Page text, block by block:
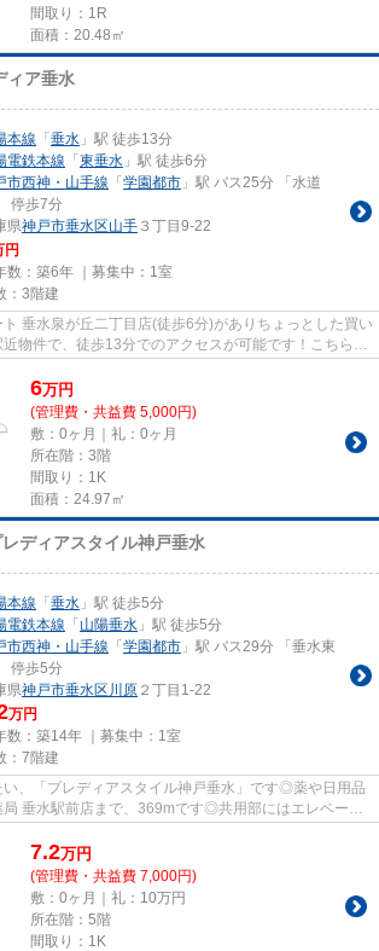
間取り：1R
面積：20.48㎡
ィア垂水
本線 「 垂水 」駅 徒歩13分
電鉄本線 「 東垂水 」駅 徒歩6分
市西神・山手線 「 学園都市 」駅 バス25分 「水道
停歩7分
県神戸市垂水区山手 ３丁目9-22
円
数：築6年 ｜募集中： 1室
：3階建
垂水泉が丘二丁目店(徒歩6分)がありちょっとした買い
物件で、徒歩13分でのアクセスが可能です！こちらは
6万円
(管理費・共益費 5,000円)
敷：0ヶ月｜礼：0ヶ月
所在階：3階
間取り：1K
面積：24.97㎡
レディアスタイル神戸垂水
本線 「 垂水 」駅 徒歩5分
電鉄本線 「 山陽垂水 」駅 徒歩5分
市西神・山手線 「 学園都市 」駅 バス29分 「垂水東
停歩5分
県神戸市垂水区 川原 ２丁目1-22
万円
数：築14年 ｜募集中： 1室
：7階建
、「プレディアスタイル神戸垂水」です◎薬や日用品
局 垂水駅前店まで、369mです◎共用部にはエレベー
7.2万円
(管理費・共益費 7,000円)
敷：0ヶ月｜礼：10万円
所在階：5階
間取り：1K